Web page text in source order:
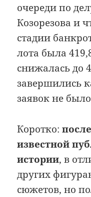
очереди по
Козорезова и
стадии
лота была
снижалась до
завершились
заявок не
Коротко:
известной
истории, в
других
сюжетов, но